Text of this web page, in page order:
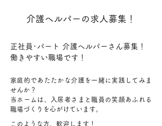
介護ヘルパーの求人募集！
正社員･パート 介護ヘルパーさん募集！
​働きやすい職場です！
家庭的であたたかな介護を一緒に実践してみま
せんか？
当ホームは、入居者さまと職員の笑顔あふれる
職場づくりを心がけています。
このような方、歓迎します！